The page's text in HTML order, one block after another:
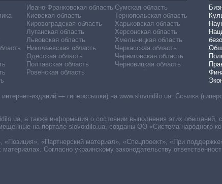
Ивано-Франковская область
Киевская область
Кировоградская область
Луганская область
Львовская область
Николаевская область
Одесская область
Полтавская область
Ровенская область
Сумская область
Тернопольская область
Харьковская область
Херсонская область
Хмельницкая область
Черкасская область
Черниговская область
Черновицкая область
изданий — гиперссылки) на www.slovoidilo.ua. Ссылка
а также информация о состоянии выполнения этих обещаний,
на портале slovoidilo.ua, созданы ОО «Система народного
«Партнерский материал», «Спецпроект», «При
Согласно украинскому законодательству